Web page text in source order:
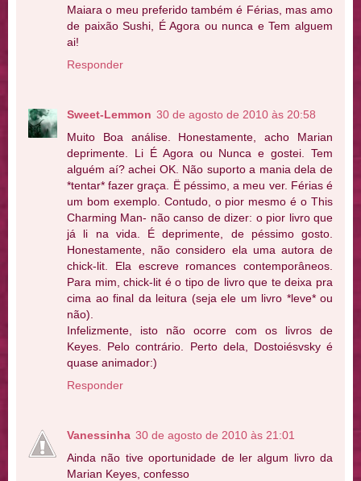
Maiara o meu preferido também é Férias, mas amo
de paixão Sushi, É Agora ou nunca e Tem alguem
ai!
Responder
Sweet-Lemmon 30 de agosto de 2010 às 20:58
Muito Boa análise. Honestamente, acho Marian
deprimente. Li É Agora ou Nunca e gostei. Tem
alguém aí? achei OK. Não suporto a mania dela de
*tentar* fazer graça. Ë péssimo, a meu ver. Férias é
um bom exemplo. Contudo, o pior mesmo é o This
Charming Man- não canso de dizer: o pior livro que
já li na vida. É deprimente, de péssimo gosto.
Honestamente, não considero ela uma autora de
chick-lit. Ela escreve romances contemporâneos.
Para mim, chick-lit é o tipo de livro que te deixa pra
cima ao final da leitura (seja ele um livro *leve* ou
não).
Infelizmente, isto não ocorre com os livros de
Keyes. Pelo contrário. Perto dela, Dostoiésvsky é
quase animador:)
Responder
Vanessinha 30 de agosto de 2010 às 21:01
Ainda não tive oportunidade de ler algum livro da
Marian Keyes, confesso